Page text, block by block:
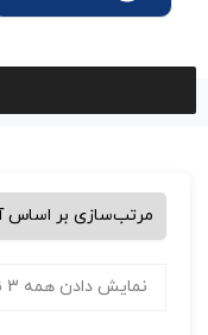
نمایش دادن همه 3 نتیجه